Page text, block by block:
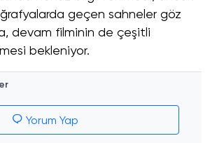
geçen sahneler göz
devam filminin de çeşitli
bekleniyor.
Yorum Yap